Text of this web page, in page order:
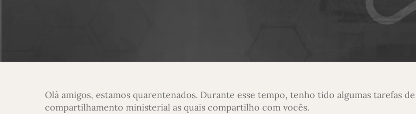
Olá amigos, estamos quarentenados. Durante esse tempo, tenho tido algumas tarefas de
compartilhamento ministerial as quais compartilho com vocês.